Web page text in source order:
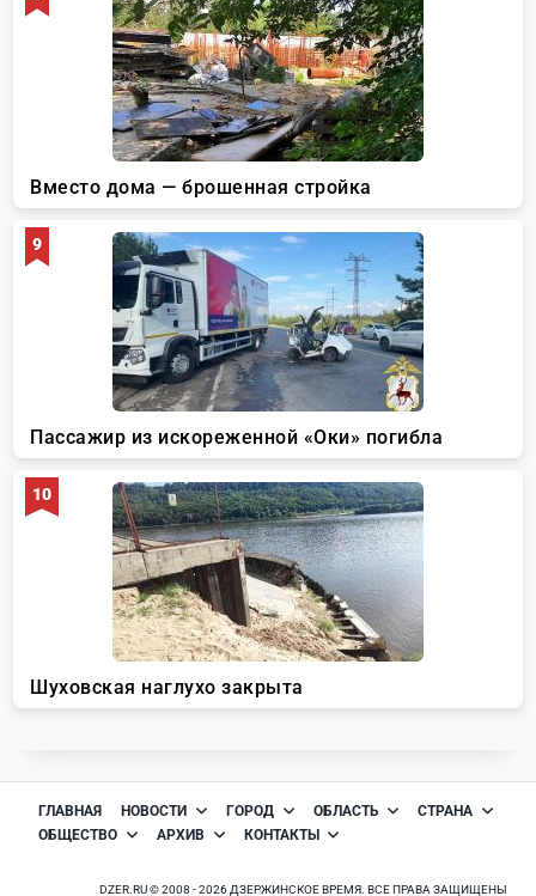
ГЛАВНАЯ НОВОСТИ ГОРОД ОБЛАСТЬ
СТРАНА
ОБЩЕСТВО
АРХИВ КОНТАКТЫ
DZER.RU © 2008 - 2026 ДЗЕРЖИНСКОЕ ВРЕМЯ. ВСЕ ПРАВА ЗАЩИЩЕНЫ